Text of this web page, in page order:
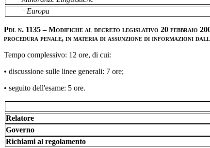
+Europa
Pdl n. 1135 – Modifiche al decreto legislativo 20 febbraio
procedura penale, in materia di assunzione di informazioni
Tempo complessivo: 12 ore, di cui:
• discussione sulle linee generali: 7 ore;
• seguito dell'esame: 5 ore.
Relatore
Governo
Richiami al regolamento